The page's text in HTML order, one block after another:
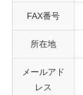
FAX番号
所在地
メールアド
レス